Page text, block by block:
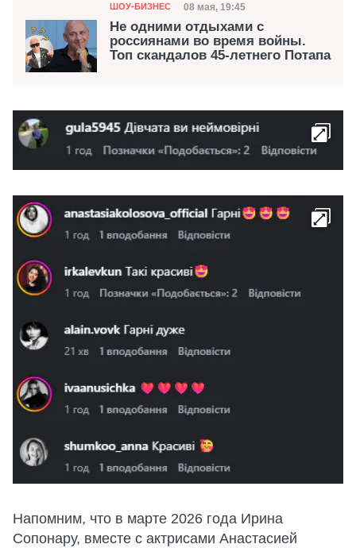
Категория
ШОУ-БИЗНЕС Дата публикации
08 мая, 19:45
Не одними отдыхами с
россиянами во время войны.
Топ скандалов 45-летнего Потапа
Напомним, что в марте 2026 года Ирина
Сопонару, вместе с актрисами Анастасией